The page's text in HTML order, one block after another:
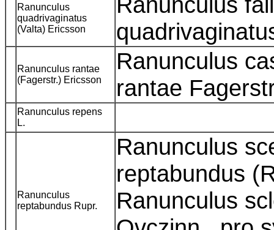
Ranunculus
quadrivaginatus
(Valta) Ericsson
Ranunculus rantae
(Fagerstr.) Ericsson
Ranunculus
rantae
Ranunculus repens
L.
Ranunculus
reptabundus Rupr.
Ranunculus
reptabundus
Ranunculus